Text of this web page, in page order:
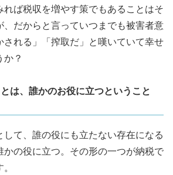
れば税収を増やす策でもあることはそ
、だからと言っていつまでも被害者意
される」「搾取だ」と嘆いていて幸せ
か？
とは、誰かのお役に立つということ
して、誰の役にも立たない存在になる
かの役に立つ。その形の一つが納税で